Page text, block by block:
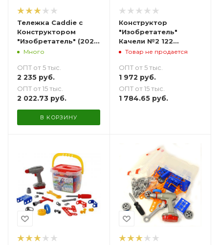
Тележка Caddie с
Конструктором
"Изобретатель" (202
элемента) и Набором
Много
ОПТ от 5 тыс.
2 235 руб.
ОПТ от 15 тыс.
2 022.73 руб.
В КОРЗИНУ
Конструктор
"Изобретатель"
Качели №2 122
элемента
ведерке
Товар не продается
ОПТ от 5 тыс.
1 972 руб.
ОПТ от 15 тыс.
1 784.65руб.